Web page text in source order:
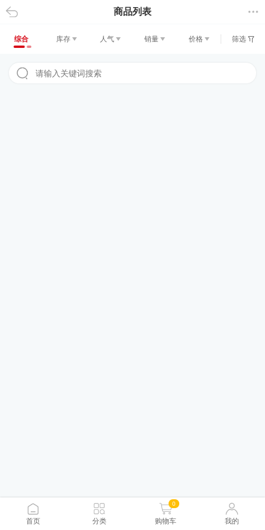
返回 商品列表
综合 库存 人气 销量 价格 筛选
首页 分类
0
购物车 我的